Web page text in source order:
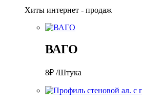
Хиты интернет - продаж
ВАГО
8₽ /Штука